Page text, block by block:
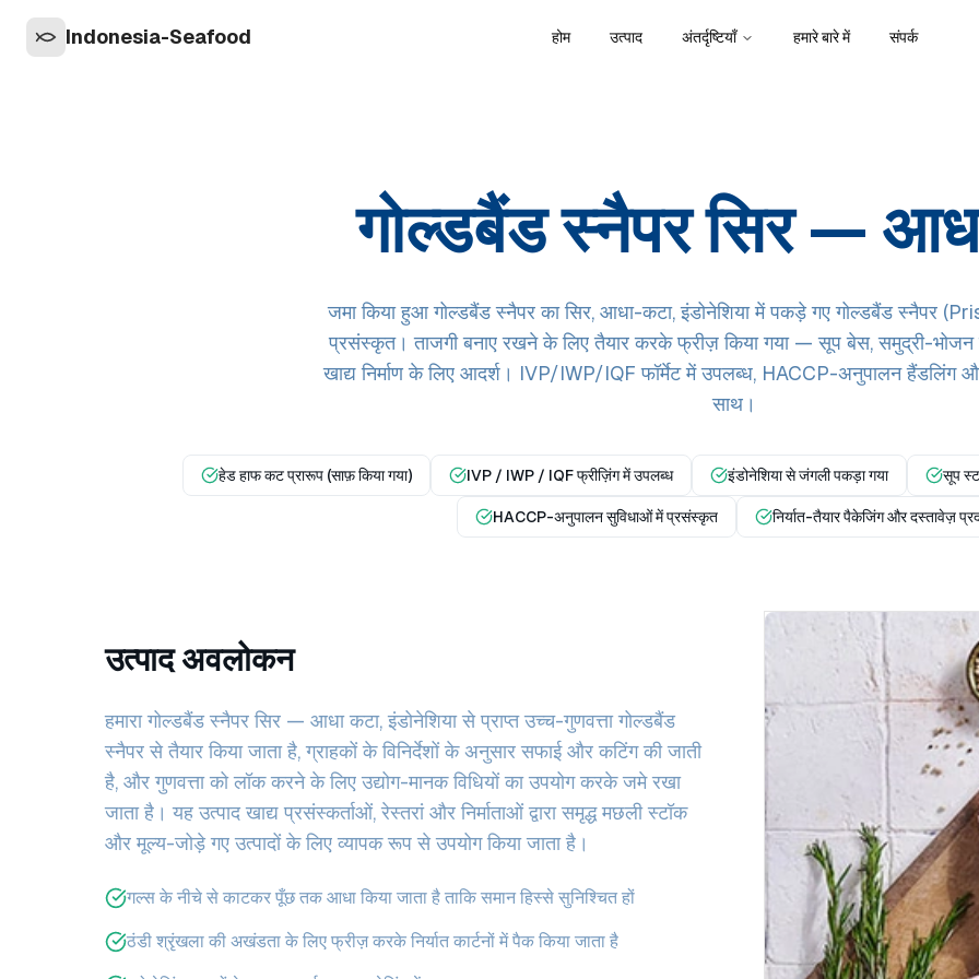
Indonesia-Seafood होम उत्पाद अंतर्दृष्टियाँ हमारे बारे में संपर्क
गोल्डबैंड स्नैपर सिर —
जमा किया हुआ गोल्डबैंड स्नैपर का सिर, आधा-कटा, इंडोनेशिया में पकड़े गए गोल्डबैंड स्नैपर
प्रसंस्कृत। ताजगी बनाए रखने के लिए तैयार करके फ्रीज़ किया गया — सूप बेस, समुद्री-
खाद्य निर्माण के लिए आदर्श। IVP/IWP/IQF फॉर्मेट में उपलब्ध, HACCP-अनुपालन हैंडलिंग और
साथ।
हेड हाफ कट प्रारूप (साफ़ किया गया) IVP / IWP / IQF फ्रीज़िंग में उपलब्ध इंडोनेशिया से जंगली पकड़ा गया सूप
HACCP-अनुपालन सुविधाओं में प्रसंस्कृत निर्यात-तैयार पैकेजिंग और दस्तावेज़
उत्पाद अवलोकन
हमारा गोल्डबैंड स्नैपर सिर — आधा कटा, इंडोनेशिया से प्राप्त उच्च-गुणवत्ता गोल्डबैंड
स्नैपर से तैयार किया जाता है, ग्राहकों के विनिर्देशों के अनुसार सफाई और कटिंग की जाती
है, और गुणवत्ता को लॉक करने के लिए उद्योग-मानक विधियों का उपयोग करके जमे रखा
जाता है। यह उत्पाद खाद्य प्रसंस्कर्ताओं, रेस्तरां और निर्माताओं द्वारा समृद्ध मछली स्टॉक
और मूल्य-जोड़े गए उत्पादों के लिए व्यापक रूप से उपयोग किया जाता है।
गल्स के नीचे से काटकर पूँछ तक आधा किया जाता है ताकि समान हिस्से सुनिश्चित हों
ठंडी श्रृंखला की अखंडता के लिए फ्रीज़ करके निर्यात कार्टनों में पैक किया जाता है